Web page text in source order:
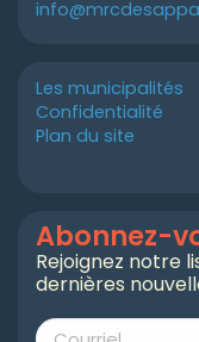
Les municipalités
Confidentialité
Plan du site
Abonnez-
Rejoignez notre
dernières